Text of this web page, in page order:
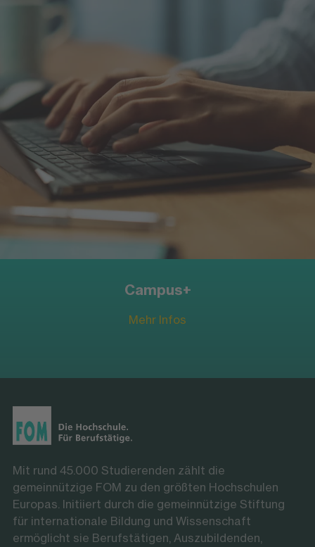
FOM Online-Magazin
Campus+
Mehr Infos
Mit rund 45.000 Studierenden zählt die
gemeinnützige FOM zu den größten Hochschulen
Europas. Initiiert durch die gemeinnützige Stiftung
für internationale Bildung und Wissenschaft
ermöglicht sie Berufstätigen, Auszubildenden,